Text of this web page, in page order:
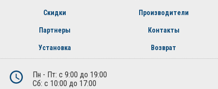
Скидки Производители
Партнеры Контакты
Установка Возврат
Пн - Пт: с 9:00 до 19:00
Сб: с 10:00 до 17:00